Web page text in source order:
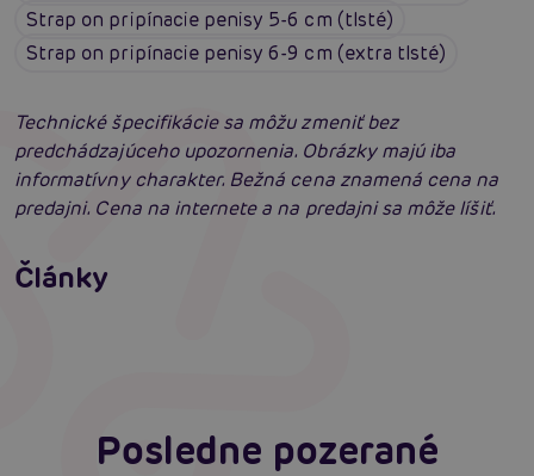
Strap on pripínacie penisy 5-6 cm (tlsté)
Strap on pripínacie penisy 6-9 cm (extra tlsté)
Technické špecifikácie sa môžu zmeniť bez
predchádzajúceho upozornenia. Obrázky majú iba
informatívny charakter. Bežná cena znamená cena na
predajni. Cena na internete a na predajni sa môže líšiť.
Články
Erotická inteligencia: Príručka Sexiómov
Čítať viacej
Swingers párty po prvýkrát: erotický raj plný
extázy? Sprievodca, ktorý vám otvorí dvere!
Posledne pozerané